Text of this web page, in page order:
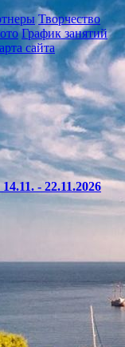
Творчество
График занятий
сайта
14.11. - 22.11.2026